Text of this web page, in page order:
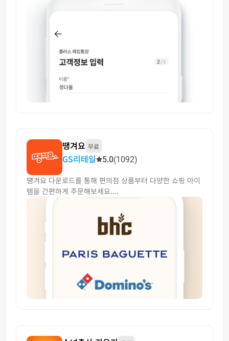
땡겨요 무료
GS리테일 5.0(1092)
떙겨요 다운로드를 통해 편의점 상품부터 다양한 쇼핑 아이
템을 간편하게 주문해보세요....